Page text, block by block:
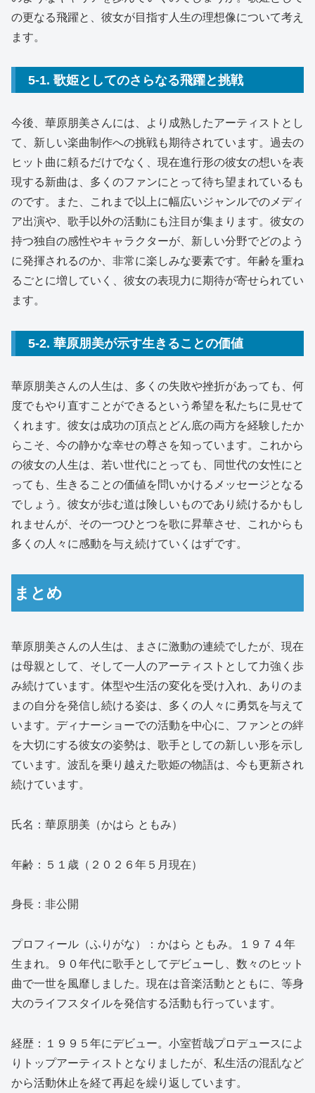
の更なる飛躍と、彼女が目指す人生の理想像について考え
ます。
5-1. 歌姫としてのさらなる飛躍と挑戦
今後、華原朋美さんには、より成熟したアーティストとし
て、新しい楽曲制作への挑戦も期待されています。過去の
ヒット曲に頼るだけでなく、現在進行形の彼女の想いを表
現する新曲は、多くのファンにとって待ち望まれているも
のです。また、これまで以上に幅広いジャンルでのメディ
ア出演や、歌手以外の活動にも注目が集まります。彼女の
持つ独自の感性やキャラクターが、新しい分野でどのよう
に発揮されるのか、非常に楽しみな要素です。年齢を重ね
るごとに増していく、彼女の表現力に期待が寄せられてい
ます。
5-2. 華原朋美が示す生きることの価値
華原朋美さんの人生は、多くの失敗や挫折があっても、何
度でもやり直すことができるという希望を私たちに見せて
くれます。彼女は成功の頂点とどん底の両方を経験したか
らこそ、今の静かな幸せの尊さを知っています。これから
の彼女の人生は、若い世代にとっても、同世代の女性にと
っても、生きることの価値を問いかけるメッセージとなる
でしょう。彼女が歩む道は険しいものであり続けるかもし
れませんが、その一つひとつを歌に昇華させ、これからも
多くの人々に感動を与え続けていくはずです。
まとめ
華原朋美さんの人生は、まさに激動の連続でしたが、現在
は母親として、そして一人のアーティストとして力強く歩
み続けています。体型や生活の変化を受け入れ、ありのま
まの自分を発信し続ける姿は、多くの人々に勇気を与えて
います。ディナーショーでの活動を中心に、ファンとの絆
を大切にする彼女の姿勢は、歌手としての新しい形を示し
ています。波乱を乗り越えた歌姫の物語は、今も更新され
続けています。
氏名：華原朋美（かはら ともみ）
年齢：５１歳（２０２６年５月現在）
身長：非公開
プロフィール（ふりがな）：かはら ともみ。１９７４年
生まれ。９０年代に歌手としてデビューし、数々のヒット
曲で一世を風靡しました。現在は音楽活動とともに、等身
大のライフスタイルを発信する活動も行っています。
経歴：１９９５年にデビュー。小室哲哉プロデュースによ
りトップアーティストとなりましたが、私生活の混乱など
から活動休止を経て再起を繰り返しています。